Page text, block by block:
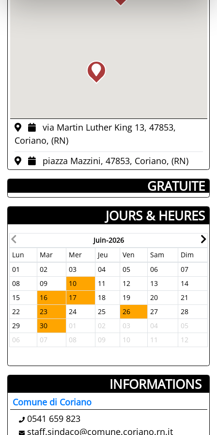
via Martin Luther King 13, 47853,
Coriano, (RN)
piazza Mazzini, 47853, Coriano, (RN)
­ GRATUITE
JOURS & HEURES
Juin-2026
Lun
Mar Mer Jeu Ven Sam
Dim
01
02 03 04 05 06
07
08
09 10 11 12 13
14
15
16 17 18 19 20
21
22
23 24 25 26 27
28
29
30 01 02 03 04
05
06
07 08 09 10 11 12
INFORMATIONS ­
Comune di Coriano
0541 659 823
staff.sindaco@comune.coriano.rn.it